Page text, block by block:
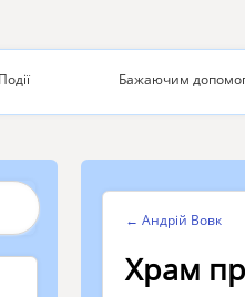
Події Бажаючим
← Андрій Вовк
Храм